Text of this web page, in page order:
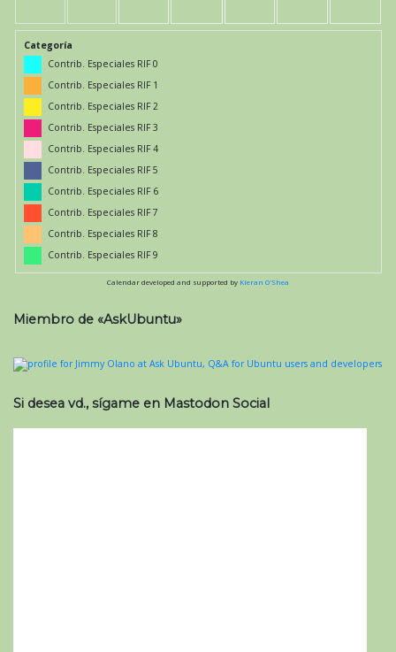
Categoría
Contrib. Especiales RIF 0
Contrib. Especiales RIF 1
Contrib. Especiales RIF 2
Contrib. Especiales RIF 3
Contrib. Especiales RIF 4
Contrib. Especiales RIF 5
Contrib. Especiales RIF 6
Contrib. Especiales RIF 7
Contrib. Especiales RIF 8
Contrib. Especiales RIF 9
Calendar developed and supported by Kieran O'Shea
Miembro de «AskUbuntu»
Si desea vd., sígame en Mastodon Social